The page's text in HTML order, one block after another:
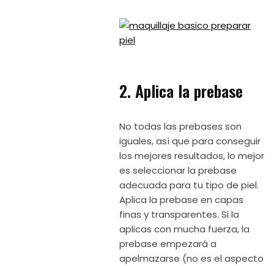
2. Aplica la prebase
No todas las prebases son
iguales, así que para conseguir
los mejores resultados, lo mejor
es seleccionar la prebase
adecuada para tu tipo de piel.
Aplica la prebase en capas
finas y transparentes. Si la
aplicas con mucha fuerza, la
prebase empezará a
apelmazarse (no es el aspecto